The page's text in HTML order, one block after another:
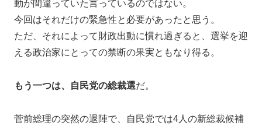
動が間違っていた言っているのではない。
今回はそれだけの緊急性と必要があったと思う。
ただ、それによって財政出動に慣れ過ぎると、選挙を迎
える政治家にとっての禁断の果実ともなり得る。
もう一つは、自民党の総裁選だ。
菅前総理の突然の退陣で、自民党では4人の新総裁候補